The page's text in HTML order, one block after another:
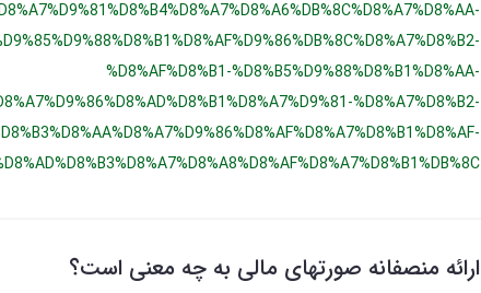
%D8%AF%D8%B1-%D8%B5%D9%88%D8%B1%D8%AA-
%D8%A7%D8%B2-
ارائه منصفانه صورتهای مالی به چه معنی است؟